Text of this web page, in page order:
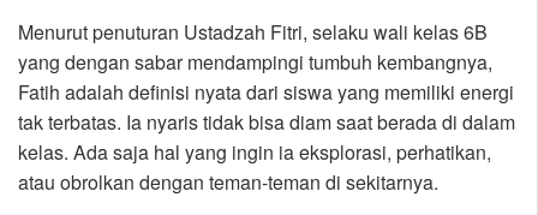
Menurut penuturan Ustadzah Fitri, selaku wali kelas 6B
yang dengan sabar mendampingi tumbuh kembangnya,
Fatih adalah definisi nyata dari siswa yang memiliki energi
tak terbatas. Ia nyaris tidak bisa diam saat berada di dalam
kelas. Ada saja hal yang ingin ia eksplorasi, perhatikan,
atau obrolkan dengan teman-teman di sekitarnya.